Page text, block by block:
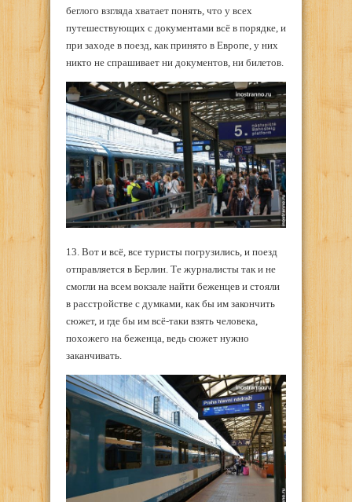
беглого взгляда хватает понять, что у всех
путешествующих с документами всё в порядке, и
при заходе в поезд, как принято в Европе, у них
никто не спрашивает ни документов, ни билетов.
13. Вот и всё, все туристы погрузились, и поезд
отправляется в Берлин. Те журналисты так и не
смогли на всем вокзале найти беженцев и стояли
в расстройстве с думками, как бы им закончить
сюжет, и где бы им всё-таки взять человека,
похожего на беженца, ведь сюжет нужно
заканчивать.